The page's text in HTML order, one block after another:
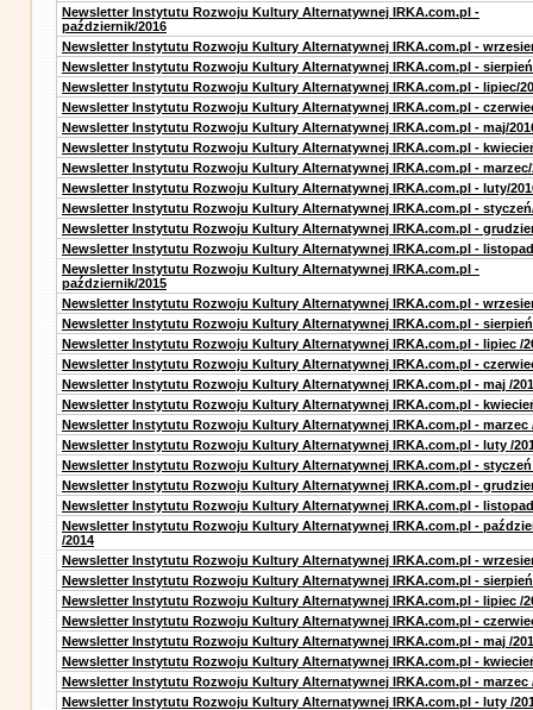
Newsletter Instytutu Rozwoju Kultury Alternatywnej IRKA.com.pl -
październik/2016
Newsletter Instytutu Rozwoju Kultury Alternatywnej IRKA.com.pl -
Newsletter Instytutu Rozwoju Kultury Alternatywnej IRKA.com.pl -
Newsletter Instytutu Rozwoju Kultury Alternatywnej IRKA.com.pl - lipiec/
Newsletter Instytutu Rozwoju Kultury Alternatywnej IRKA.com.pl -
Newsletter Instytutu Rozwoju Kultury Alternatywnej IRKA.com.pl - maj/
Newsletter Instytutu Rozwoju Kultury Alternatywnej IRKA.com.pl -
Newsletter Instytutu Rozwoju Kultury Alternatywnej IRKA.com.pl - marzec/
Newsletter Instytutu Rozwoju Kultury Alternatywnej IRKA.com.pl - luty/
Newsletter Instytutu Rozwoju Kultury Alternatywnej IRKA.com.pl -
Newsletter Instytutu Rozwoju Kultury Alternatywnej IRKA.com.pl -
Newsletter Instytutu Rozwoju Kultury Alternatywnej IRKA.com.pl -
Newsletter Instytutu Rozwoju Kultury Alternatywnej IRKA.com.pl -
październik/2015
Newsletter Instytutu Rozwoju Kultury Alternatywnej IRKA.com.pl -
Newsletter Instytutu Rozwoju Kultury Alternatywnej IRKA.com.pl -
Newsletter Instytutu Rozwoju Kultury Alternatywnej IRKA.com.pl - lipiec /
Newsletter Instytutu Rozwoju Kultury Alternatywnej IRKA.com.pl -
Newsletter Instytutu Rozwoju Kultury Alternatywnej IRKA.com.pl - maj /
Newsletter Instytutu Rozwoju Kultury Alternatywnej IRKA.com.pl -
Newsletter Instytutu Rozwoju Kultury Alternatywnej IRKA.com.pl - marzec
Newsletter Instytutu Rozwoju Kultury Alternatywnej IRKA.com.pl - luty /
Newsletter Instytutu Rozwoju Kultury Alternatywnej IRKA.com.pl - styczeń
Newsletter Instytutu Rozwoju Kultury Alternatywnej IRKA.com.pl -
Newsletter Instytutu Rozwoju Kultury Alternatywnej IRKA.com.pl - listopad
Newsletter Instytutu Rozwoju Kultury Alternatywnej IRKA.com.pl -
/2014
Newsletter Instytutu Rozwoju Kultury Alternatywnej IRKA.com.pl -
Newsletter Instytutu Rozwoju Kultury Alternatywnej IRKA.com.pl - sierpień
Newsletter Instytutu Rozwoju Kultury Alternatywnej IRKA.com.pl - lipiec /
Newsletter Instytutu Rozwoju Kultury Alternatywnej IRKA.com.pl -
Newsletter Instytutu Rozwoju Kultury Alternatywnej IRKA.com.pl - maj /
Newsletter Instytutu Rozwoju Kultury Alternatywnej IRKA.com.pl -
Newsletter Instytutu Rozwoju Kultury Alternatywnej IRKA.com.pl - marzec
Newsletter Instytutu Rozwoju Kultury Alternatywnej IRKA.com.pl - luty /